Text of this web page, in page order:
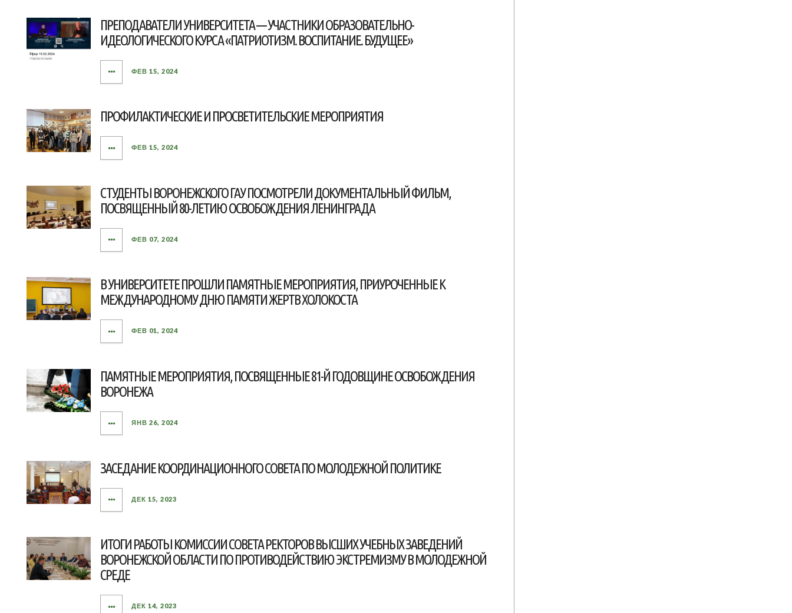
ПРЕПОДАВАТЕЛИ УНИВЕРСИТЕТА — УЧАСТНИКИ ОБРАЗОВАТЕЛЬНО-
ИДЕОЛОГИЧЕСКОГО КУРСА «ПАТРИОТИЗМ. ВОСПИТАНИЕ. БУДУЩЕЕ»
ФЕВ 15, 2024
ПРОФИЛАКТИЧЕСКИЕ И ПРОСВЕТИТЕЛЬСКИЕ МЕРОПРИЯТИЯ
ФЕВ 15, 2024
СТУДЕНТЫ ВОРОНЕЖСКОГО ГАУ ПОСМОТРЕЛИ ДОКУМЕНТАЛЬНЫЙ ФИЛЬМ,
ПОСВЯЩЕННЫЙ 80-ЛЕТИЮ ОСВОБОЖДЕНИЯ ЛЕНИНГРАДА
ФЕВ 07, 2024
В УНИВЕРСИТЕТЕ ПРОШЛИ ПАМЯТНЫЕ МЕРОПРИЯТИЯ, ПРИУРОЧЕННЫЕ К
МЕЖДУНАРОДНОМУ ДНЮ ПАМЯТИ ЖЕРТВ ХОЛОКОСТА
ФЕВ 01, 2024
ПАМЯТНЫЕ МЕРОПРИЯТИЯ, ПОСВЯЩЕННЫЕ 81-Й ГОДОВЩИНЕ ОСВОБОЖДЕНИЯ
ВОРОНЕЖА
ЯНВ 26, 2024
ЗАСЕДАНИЕ КООРДИНАЦИОННОГО СОВЕТА ПО МОЛОДЕЖНОЙ ПОЛИТИКЕ
ДЕК 15, 2023
ИТОГИ РАБОТЫ КОМИССИИ СОВЕТА РЕКТОРОВ ВЫСШИХ УЧЕБНЫХ ЗАВЕДЕНИЙ
ВОРОНЕЖСКОЙ ОБЛАСТИ ПО ПРОТИВОДЕЙСТВИЮ ЭКСТРЕМИЗМУ В МОЛОДЕЖНОЙ
СРЕДЕ
ДЕК 14, 2023